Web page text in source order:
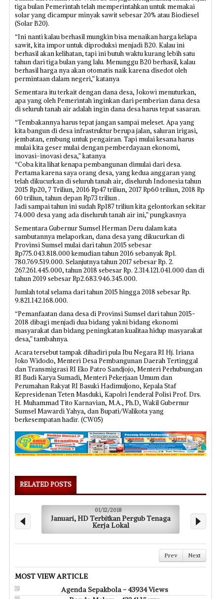
tiga bulan Pemerintah telah memperintahkan untuk memakai
solar yang dicampur minyak sawit sebesar 20% atau Biodiesel
(Solar B20).
“Ini nanti kalau berhasil mungkin bisa menaikan harga kelapa
sawit, kita impor untuk diproduksi menjadi B20. Kalau ini
berhasil akan kelihatan, tapi ini butuh waktu kurang lebih satu
tahun dari tiga bulan yang lalu. Menunggu B20 berhasil, kalau
berhasil harga nya akan otomatis naik karena disedot oleh
permintaan dalam negeri,” katanya
Sementara itu terkait dengan dana desa, Jokowi menuturkan,
apa yang oleh Pemerintah inginkan dari pemberian dana desa
di seluruh tanah air adalah ingin dana desa harus tepat sasaran.
“Tembakannya harus tepat jangan sampai meleset. Apa yang
kita bangun di desa infrastruktur berupa jalan, saluran irigasi,
jembatan, embung untuk pengairan. Tapi mulai kesana harus
mulai kita geser mulai dengan pemberdayaan ekonomi,
inovasi-inovasi desa,” katanya
“Coba kita lihat kenapa pembangunan dimulai dari desa.
Pertama karena saya orang desa, yang kedua anggaran yang
telah dikucurkan di seluruh tanah air, diseluruh Indonesia tahun
2015 Rp20, 7 Triliun, 2016 Rp47 triliun, 2017 Rp60 triliun, 2018 Rp
60 triliun, tahun depan Rp73 triliun .
Jadi sampai tahun ini sudah Rp187 triliun kita gelontorkan sekitar
74.000 desa yang ada diseluruh tanah air ini,” pungkasnya
Sementara Gubernur Sumsel Herman Deru dalam kata
sambutannya melaporkan, dana desa yang dikucurkan di
Provinsi Sumsel mulai dari tahun 2015 sebesar
Rp775.043.818.000 kemudian tahun 2016 sebanyak Rp1.
780.769.519.000. Selanjutnya tahun 2017 sebesar Rp. 2.
267.261.445.000, tahun 2018 sebesar Rp. 2.314.121.041.000 dan di
tahun 2019 sebesar Rp2.683.946.345.000.
Jumlah total selama dari tahun 2015 hingga 2018 sebesar Rp.
9.821.142.168.000.
“Pemanfaatan dana desa di Provinsi Sumsel dari tahun 2015-
2018 dibagi menjadi dua bidang yakni bidang ekonomi
masyarakat dan bidang peningkatan kualitaa hidup masyarakat
desa,” tambahnya.
Acara tersebut tampak dihadiri pula Ibu Negara RI Hj. Iriana
Joko Widodo, Menteri Desa Pembangunan Daerah Tertinggal
dan Transmigrasi RI Eko Patro Sandjojo, Menteri Perhubungan
RI Budi Karya Sumadi, Menteri Pekerjaan Umum dan
Perumahan Rakyat RI Basuki Hadimuljono, Kepala Staf
Kepresidenan Teten Masduki, Kapolri Jenderal Polisi Prof. Drs.
H. Muhammad Tito Karnavian, M.A., Ph.D, Wakil Gubernur
Sumsel Mawardi Yahya, dan Bupati/Walikota yang
berkesempatan hadir. (CW05)
RELATED POSTS
01/12/2018
Januari, HD Terbitkan Pergub Tenaga
Kerja Lokal
HD
Prev Next
MOST VIEW ARTICLE
Agenda Sepakbola - 43934 Views